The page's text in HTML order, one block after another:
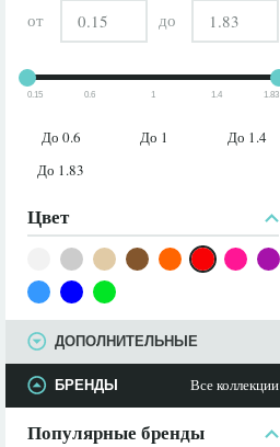
от до
0.15 0.6 1 1.4 1.83
До 0.6 До 1
До 1.4
До 1.83
Цвет
ДОПОЛНИТЕЛЬНЫЕ
БРЕНДЫ
Популярные бренды
Все коллекции